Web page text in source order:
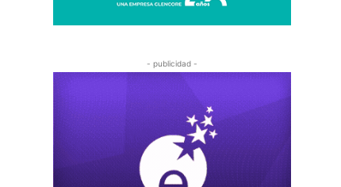
- publicidad -